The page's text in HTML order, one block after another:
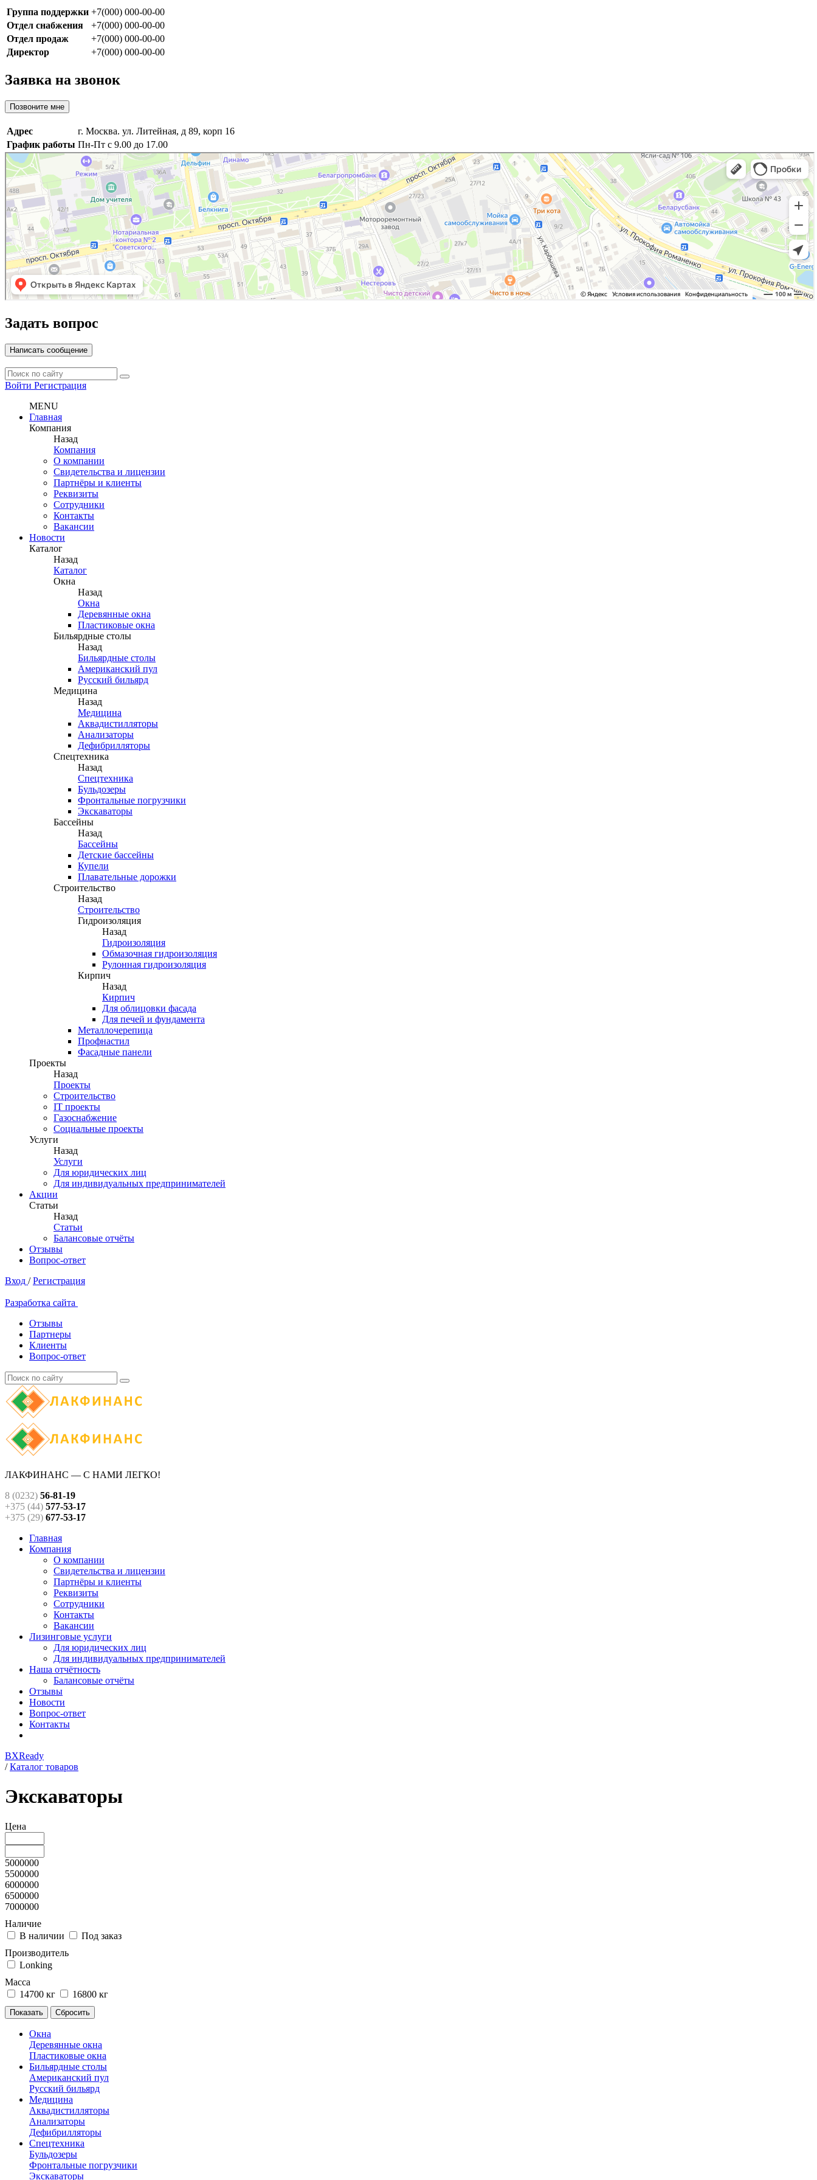
Группа поддержки +7(000) 000-00-00
Отдел снабжения
+7(000) 000-00-00
Отдел продаж
+7(000) 000-00-00
Директор
+7(000) 000-00-00
Заявка на звонок
Позвоните мне
Адрес
г. Москва. ул. Литейная, д 89, корп 16
График работы Пн-Пт с 9.00 до 17.00
Задать вопрос
Написать сообщение
Войти Регистрация
MENU
Главная
Компания
Назад
Компания
О компании
Свидетельства и лицензии
Партнёры и клиенты
Реквизиты
Сотрудники
Контакты
Вакансии
Новости
Каталог
Назад
Каталог
Окна
Назад
Окна
Деревянные окна
Пластиковые окна
Бильярдные столы
Назад
Бильярдные столы
Американский пул
Русский бильярд
Медицина
Назад
Медицина
Аквадистилляторы
Анализаторы
Дефибрилляторы
Спецтехника
Назад
Спецтехника
Бульдозеры
Фронтальные погрузчики
Экскаваторы
Бассейны
Назад
Бассейны
Детские бассейны
Купели
Плавательные дорожки
Строительство
Назад
Строительство
Гидроизоляция
Назад
Гидроизоляция
Обмазочная гидроизоляция
Рулонная гидроизоляция
Кирпич
Назад
Кирпич
Для облицовки фасада
Для печей и фундамента
Металлочерепица
Профнастил
Фасадные панели
Проекты
Назад
Проекты
Строительство
IT проекты
Газоснабжение
Социальные проекты
Услуги
Назад
Услуги
Для юридических лиц
Для индивидуальных предпринимателей
Акции
Статьи
Назад
Статьи
Балансовые отчёты
Отзывы
Вопрос-ответ
Вход /Регистрация
Разработка сайта
Отзывы
Партнеры
Клиенты
Вопрос-ответ
ЛАКФИНАНС — С НАМИ ЛЕГКО!
8 (0232) 56-81-19
+375 (44) 577-53-17
+375 (29) 677-53-17
Главная
Компания
О компании
Свидетельства и лицензии
Партнёры и клиенты
Реквизиты
Сотрудники
Контакты
Вакансии
Лизинговые услуги
Для юридических лиц
Для индивидуальных предпринимателей
Наша отчётность
Балансовые отчёты
Отзывы
Новости
Вопрос-ответ
Контакты
BXReady
/ Каталог товаров
Экскаваторы
Цена
5000000
5500000
6000000
6500000
7000000
Наличие
В наличии
Под заказ
Производитель
Lonking
Масса
14700 кг
16800 кг
Окна
Деревянные окна
Пластиковые окна
Бильярдные столы
Американский пул
Русский бильярд
Медицина
Аквадистилляторы
Анализаторы
Дефибрилляторы
Спецтехника
Бульдозеры
Фронтальные погрузчики
Экскаваторы